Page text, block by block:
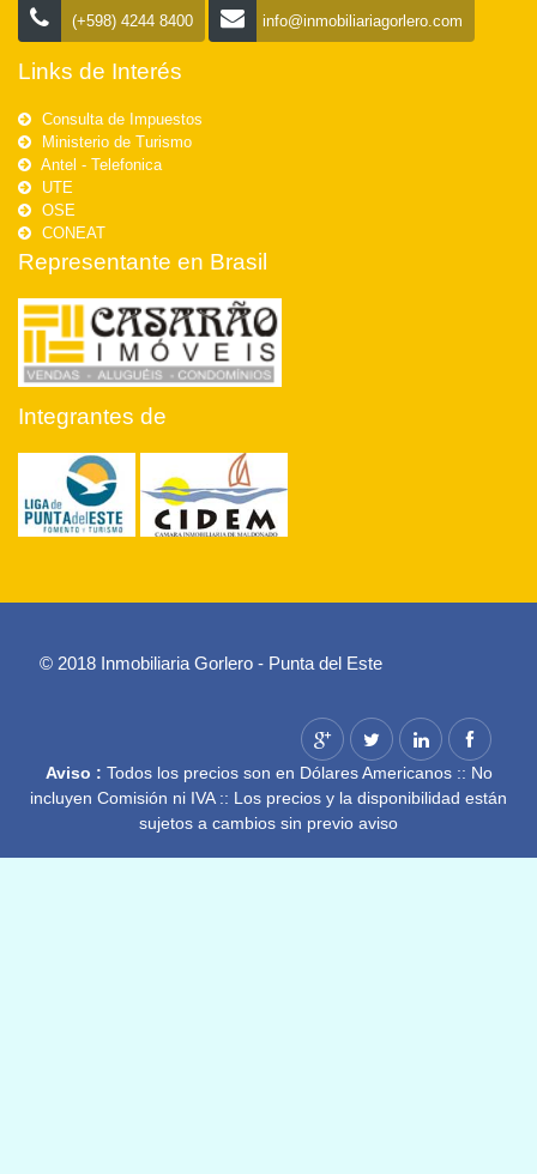
(+598) 4244 8400 info@inmobiliariagorlero.com
Links de Interés
Consulta de Impuestos
Ministerio de Turismo
Antel - Telefonica
UTE
OSE
CONEAT
Representante en Brasil
Integrantes de
© 2018 Inmobiliaria Gorlero - Punta del Este
Aviso : Todos los precios son en Dólares Americanos :: No
incluyen Comisión ni IVA :: Los precios y la disponibilidad están
sujetos a cambios sin previo aviso